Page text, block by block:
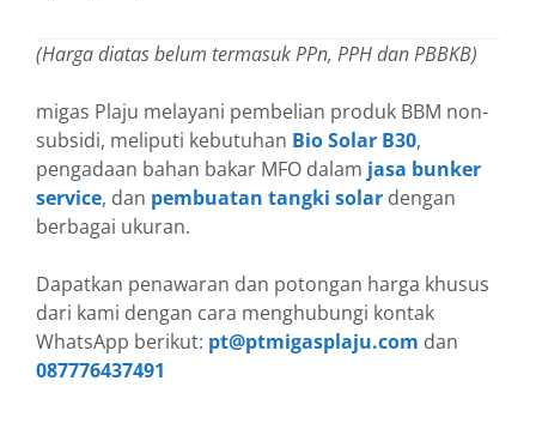
(Harga diatas belum termasuk PPn, PPH dan PBBKB)
migas Plaju melayani pembelian produk BBM non-
subsidi, meliputi kebutuhan Bio Solar B30,
pengadaan bahan bakar MFO dalam jasa bunker
service, dan pembuatan tangki solar dengan
berbagai ukuran.
Dapatkan penawaran dan potongan harga khusus
dari kami dengan cara menghubungi kontak
WhatsApp berikut: pt@ptmigasplaju.com dan
087776437491